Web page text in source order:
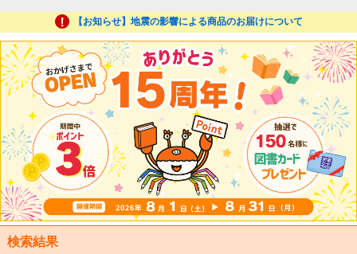
【お知らせ】地震の影響による商品のお届けについて
検索結果